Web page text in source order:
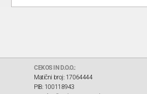
CEKOS IN D.O.O.:
Matični broj: 17064444
PIB: 100118943